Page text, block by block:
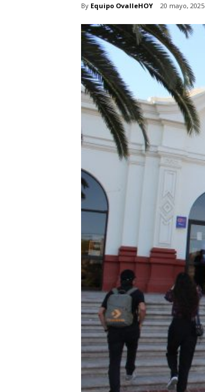
By Equipo OvalleHOY 20 mayo, 2025